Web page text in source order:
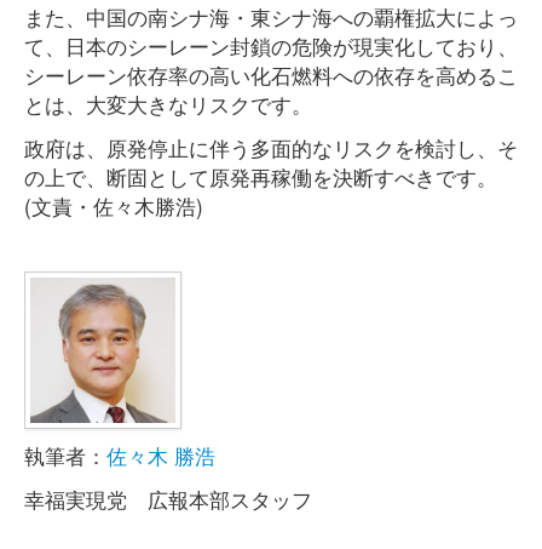
また、中国の南シナ海・東シナ海への覇権拡大によっ
て、日本のシーレーン封鎖の危険が現実化しており、
シーレーン依存率の高い化石燃料への依存を高めるこ
とは、大変大きなリスクです。
政府は、原発停止に伴う多面的なリスクを検討し、そ
の上で、断固として原発再稼働を決断すべきです。
(文責・佐々木勝浩)
執筆者： 佐々木 勝浩
幸福実現党 広報本部スタッフ